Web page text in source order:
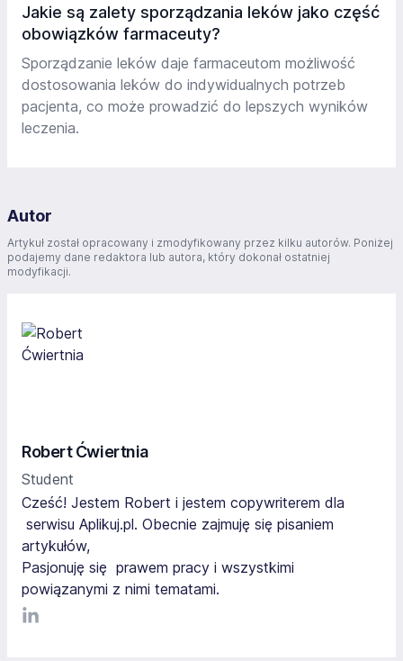
Jakie są zalety sporządzania leków jako część
obowiązków farmaceuty?
Sporządzanie leków daje farmaceutom możliwość
dostosowania leków do indywidualnych potrzeb
pacjenta, co może prowadzić do lepszych wyników
leczenia.
Autor
Artykuł został opracowany i zmodyfikowany przez kilku autorów. Poniżej
podajemy dane redaktora lub autora, który dokonał ostatniej
modyfikacji.
Robert Ćwiertnia
Student
Cześć! Jestem Robert i jestem copywriterem dla
serwisu Aplikuj.pl. Obecnie zajmuję się pisaniem
artykułów,
Pasjonuję się prawem pracy i wszystkimi
powiązanymi z nimi tematami.
LinkediIn